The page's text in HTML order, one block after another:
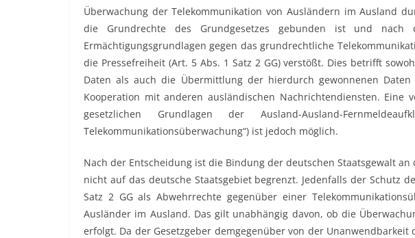
Überwachung der Telekommunikation von Ausländern im Ausland
die Grundrechte des Grundgesetzes gebunden ist und nach
Ermächtigungsgrundlagen gegen das grundrechtliche
die Pressefreiheit (Art. 5 Abs. 1 Satz 2 GG) verstößt. Dies betrifft
Daten als auch die Übermittlung der hierdurch gewonnenen
Kooperation mit anderen ausländischen Nachrichtendiensten. Eine
gesetzlichen Grundlagen der Ausland-Ausland-
Telekommunikationsüberwachung“) ist jedoch möglich.
Nach der Entscheidung ist die Bindung der deutschen Staatsgewalt an
nicht auf das deutsche Staatsgebiet begrenzt. Jedenfalls der Schutz
Satz 2 GG als Abwehrrechte gegenüber einer
Ausländer im Ausland. Das gilt unabhängig davon, ob die
erfolgt. Da der Gesetzgeber demgegenüber von der